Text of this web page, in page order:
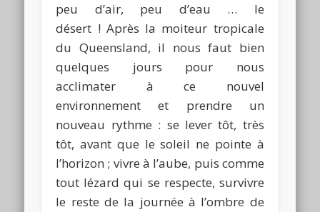
peu d’air, peu d’eau … le
désert ! Après la moiteur tropicale
du Queensland, il nous faut bien
quelques jours pour nous
acclimater à ce nouvel
environnement et prendre un
nouveau rythme : se lever tôt, très
tôt, avant que le soleil ne pointe à
l’horizon ; vivre à l’aube, puis comme
tout lézard qui se respecte, survivre
le reste de la journée à l’ombre de